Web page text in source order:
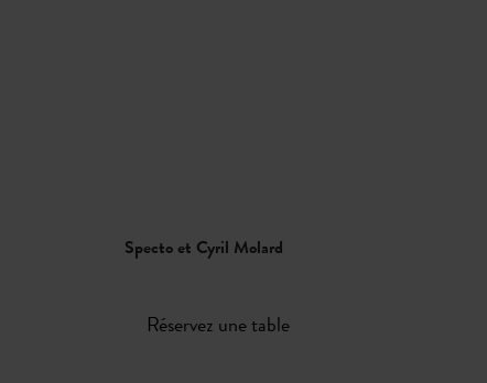
Specto et Cyril Molard
Réservez une table